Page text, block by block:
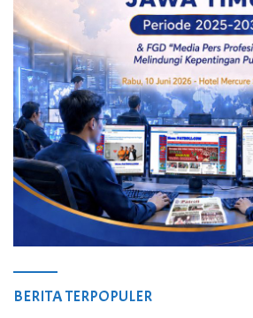
BERITA TERPOPULER